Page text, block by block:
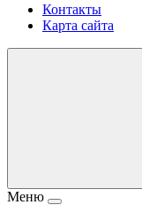
Контакты
Карта сайта
Меню